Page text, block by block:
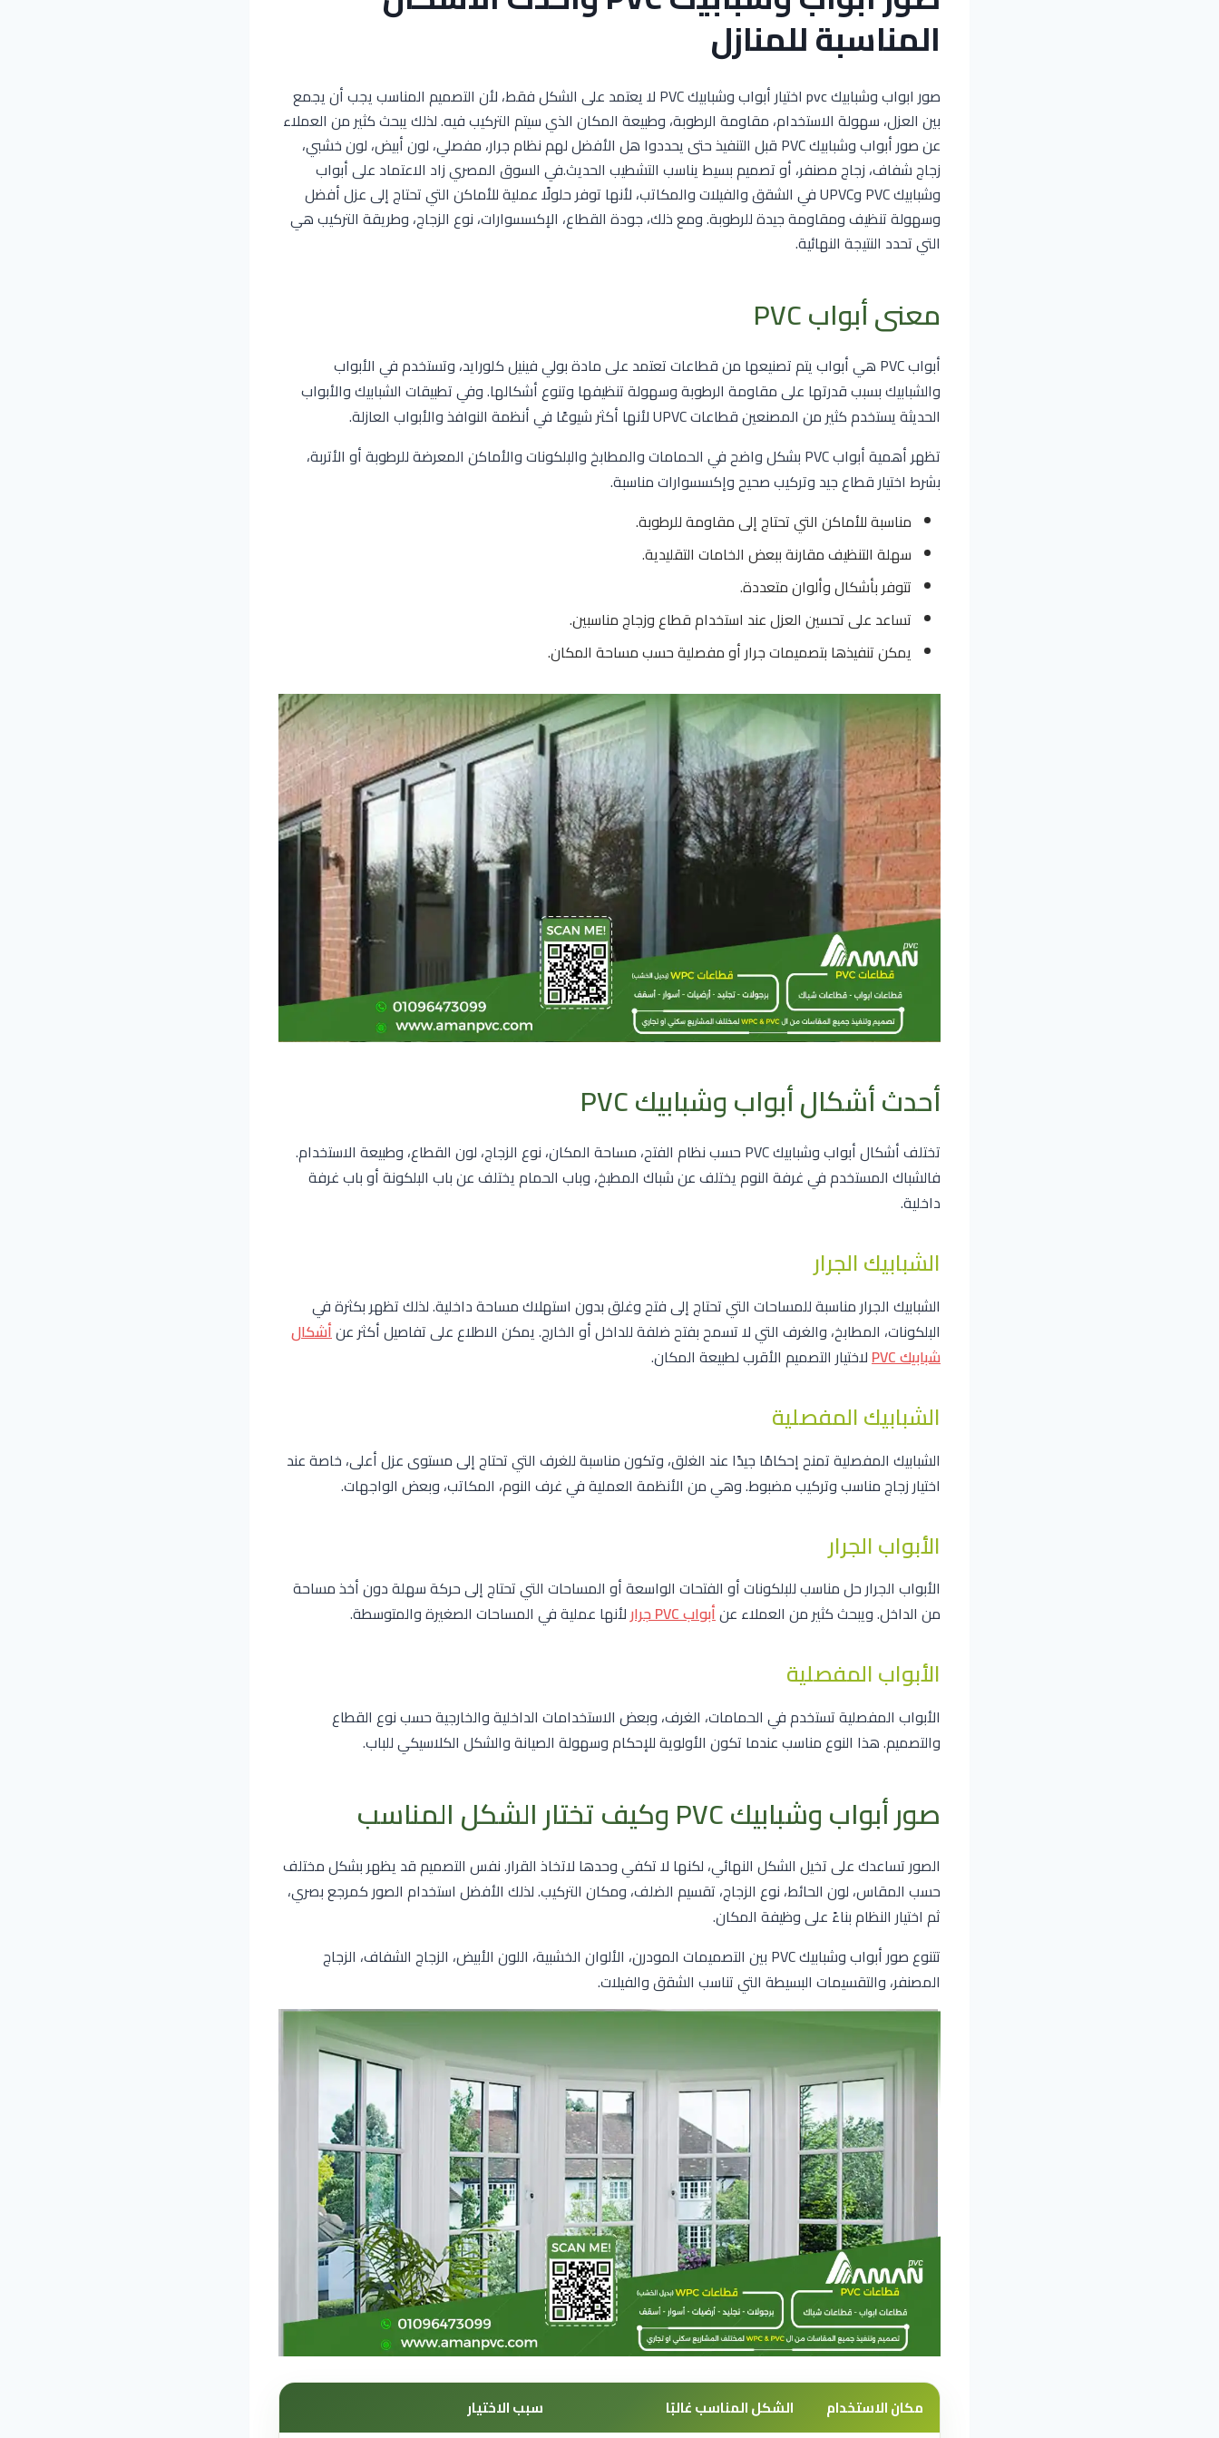
المناسبة للمنازل
صور ابواب وشبابيك pvc اختيار أبواب وشبابيك PVC لا يعتمد على الشكل فقط، لأن التصميم المناسب يجب أن يجمع
بين العزل، سهولة الاستخدام، مقاومة الرطوبة، وطبيعة المكان الذي سيتم التركيب فيه. لذلك يبحث كثير من العملاء
عن صور أبواب وشبابيك PVC قبل التنفيذ حتى يحددوا هل الأفضل لهم نظام جرار، مفصلي، لون أبيض، لون خشبي،
زجاج شفاف، زجاج مصنفر، أو تصميم بسيط يناسب التشطيب الحديث.في السوق المصري زاد الاعتماد على أبواب
وشبابيك PVC وUPVC في الشقق والفيلات والمكاتب، لأنها توفر حلولًا عملية للأماكن التي تحتاج إلى عزل أفضل
وسهولة تنظيف ومقاومة جيدة للرطوبة. ومع ذلك، جودة القطاع، الإكسسوارات، نوع الزجاج، وطريقة التركيب هي
التي تحدد النتيجة النهائية.
معنى أبواب PVC
أبواب PVC هي أبواب يتم تصنيعها من قطاعات تعتمد على مادة بولي فينيل كلورايد، وتستخدم في الأبواب
والشبابيك بسبب قدرتها على مقاومة الرطوبة وسهولة تنظيفها وتنوع أشكالها. وفي تطبيقات الشبابيك والأبواب
الحديثة يستخدم كثير من المصنعين قطاعات UPVC لأنها أكثر شيوعًا في أنظمة النوافذ والأبواب العازلة.
تظهر أهمية أبواب PVC بشكل واضح في الحمامات والمطابخ والبلكونات والأماكن المعرضة للرطوبة أو الأتربة،
بشرط اختيار قطاع جيد وتركيب صحيح وإكسسوارات مناسبة.
مناسبة للأماكن التي تحتاج إلى مقاومة للرطوبة.
سهلة التنظيف مقارنة ببعض الخامات التقليدية.
تتوفر بأشكال وألوان متعددة.
تساعد على تحسين العزل عند استخدام قطاع وزجاج مناسبين.
يمكن تنفيذها بتصميمات جرار أو مفصلية حسب مساحة المكان.
أحدث أشكال أبواب وشبابيك PVC
تختلف أشكال أبواب وشبابيك PVC حسب نظام الفتح، مساحة المكان، نوع الزجاج، لون القطاع، وطبيعة الاستخدام.
فالشباك المستخدم في غرفة النوم يختلف عن شباك المطبخ، وباب الحمام يختلف عن باب البلكونة أو باب غرفة
داخلية.
الشبابيك الجرار
الشبابيك الجرار مناسبة للمساحات التي تحتاج إلى فتح وغلق بدون استهلاك مساحة داخلية. لذلك تظهر بكثرة في
البلكونات، المطابخ، والغرف التي لا تسمح بفتح ضلفة للداخل أو الخارج. يمكن الاطلاع على تفاصيل أكثر عنأشكال
شبابيك PVC
لاختيار التصميم الأقرب لطبيعة المكان.
الشبابيك المفصلية
الشبابيك المفصلية تمنح إحكامًا جيدًا عند الغلق، وتكون مناسبة للغرف التي تحتاج إلى مستوى عزل أعلى، خاصة عند
اختيار زجاج مناسب وتركيب مضبوط. وهي من الأنظمة العملية في غرف النوم، المكاتب، وبعض الواجهات.
الأبواب الجرار
الأبواب الجرار حل مناسب للبلكونات أو الفتحات الواسعة أو المساحات التي تحتاج إلى حركة سهلة دون أخذ مساحة
من الداخل. ويبحث كثير من العملاء عنأبواب PVC جرار لأنها عملية في المساحات الصغيرة والمتوسطة.
الأبواب المفصلية
الأبواب المفصلية تستخدم في الحمامات، الغرف، وبعض الاستخدامات الداخلية والخارجية حسب نوع القطاع
والتصميم. هذا النوع مناسب عندما تكون الأولوية للإحكام وسهولة الصيانة والشكل الكلاسيكي للباب.
صور أبواب وشبابيك PVC وكيف تختار الشكل المناسب
الصور تساعدك على تخيل الشكل النهائي، لكنها لا تكفي وحدها لاتخاذ القرار. نفس التصميم قد يظهر بشكل مختلف
حسب المقاس، لون الحائط، نوع الزجاج، تقسيم الضلف، ومكان التركيب. لذلك الأفضل استخدام الصور كمرجع بصري،
ثم اختيار النظام بناءً على وظيفة المكان.
تتنوع صور أبواب وشبابيك PVC بين التصميمات المودرن، الألوان الخشبية، اللون الأبيض، الزجاج الشفاف، الزجاج
المصنفر، والتقسيمات البسيطة التي تناسب الشقق والفيلات.
مكان الاستخدام الشكل المناسب غالبًا سبب الاختيار